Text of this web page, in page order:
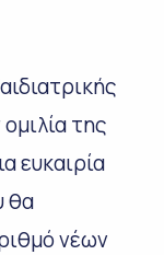
της
ευκαιρία
θα
νέων